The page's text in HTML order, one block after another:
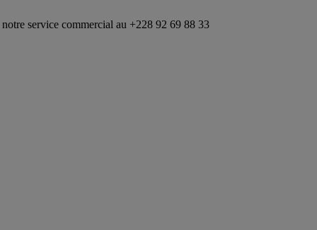
commercial au +228 92 69 88 33